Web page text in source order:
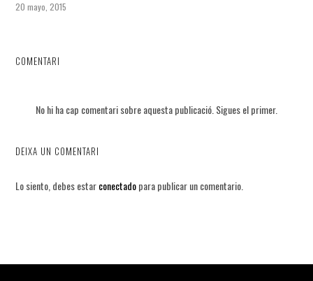
20 mayo, 2015
COMENTARI
No hi ha cap comentari sobre aquesta publicació. Sigues el primer.
DEIXA UN COMENTARI
Lo siento, debes estarconectadopara publicar un comentario.